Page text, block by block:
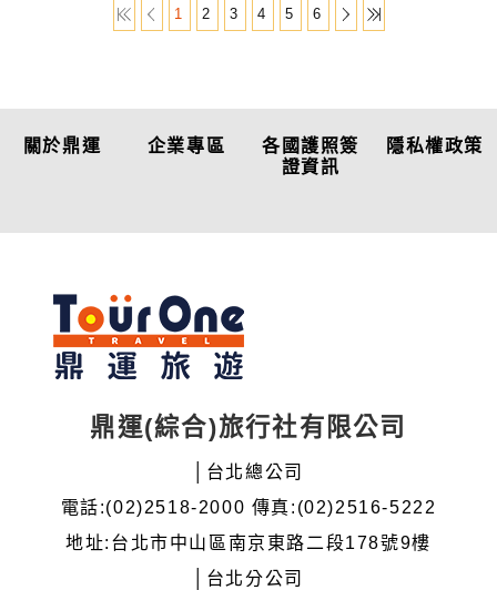
1 2 3 4 5 6
關於鼎運 企業專區
各國護照簽
證資訊
隱私權政策
鼎運(綜合)旅行社有限公司
│台北總公司
電話:(02)2518-2000 傳真:(02)2516-5222
地址:台北市中山區南京東路二段178號9樓
│台北分公司